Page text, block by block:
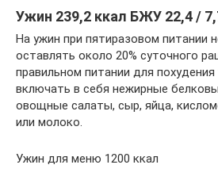
Ужин 239,2 ккал БЖУ 22,4 /
На ужин при пятиразовом питании
оставлять около 20% суточного
правильном питании для
включать в себя нежирные
овощные салаты, сыр, яйца,
или молоко.
Ужин для меню 1200 ккал